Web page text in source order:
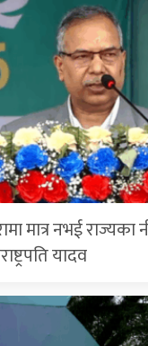
मात्र नभई राज्यका
यादव